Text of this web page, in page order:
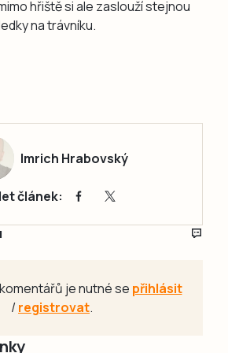
hřiště si ale zaslouží stejnou
na trávníku.
Imrich Hrabovský
článek:
je nutné se přihlásit
/registrovat.